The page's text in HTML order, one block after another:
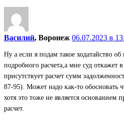
Василий, Воронеж 06.07.2023 в
Ну а если я подам такое ходатайство
подробного расчета,а мне суд откажет
присутствует расчет сумм
87-95). Может надо как-то обосновать
хотя это тоже не является основанием
расчет.